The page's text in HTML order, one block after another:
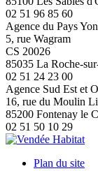
02 51 96 85 60
Agence du Pays
5, rue Wagram
CS 20026
85035 La Roche-
02 51 24 23 00
Agence Sud Est et
16, rue du Moulin
85200 Fontenay le
02 51 50 10 29
Plan du site